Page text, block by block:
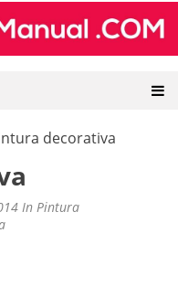
mexicanas, goma
decorativa.
decorativa
In Pintura